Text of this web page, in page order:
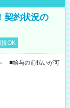
契約状況の
接OK
■給与の前払いが可